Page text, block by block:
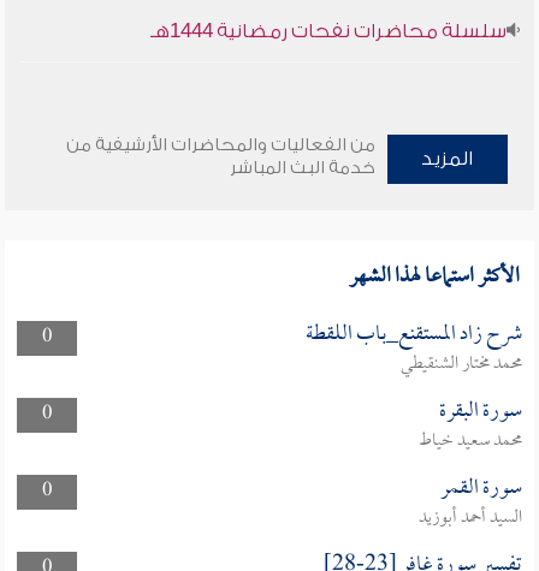
سلسلة محاضرات نفحات رمضانية 1444هـ
المزيد
من الفعاليات والمحاضرات الأرشيفية من
خدمة البث المباشر
الأكثر استماعا لهذا الشهر
0 شرح زاد المستقنع_باب اللقطة
محمد مختار الشنقيطي
0
سورة البقرة
محمد سعيد خياط
0
سورة القمر
السيد أحمد أبوزيد